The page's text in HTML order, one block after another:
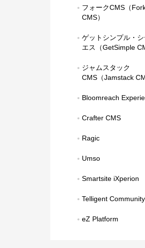
フォークCMS（
CMS）
ゲットシンプル・
エス（GetSimple
ジャムスタック
CMS（Jamstack
Bloomreach
Crafter CMS
Ragic
Umso
Smartsite iXperion
Telligent Community
eZ Platform